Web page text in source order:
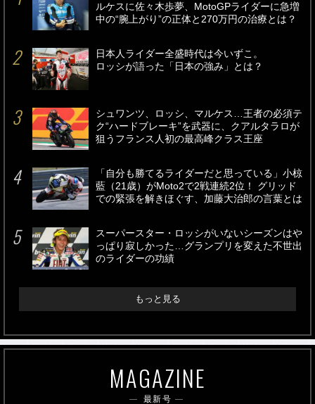
ルケスに佐々木歩夢、MotoGPライダーに急増
中の“腕上がり”の正体と270万円の治療とは？
日本人ライダー全盛時代は今いずこ。
ロッシが語った「日本の強み」とは？
シュワンツ、ロッシ、マルケス…王者の必須テ
ク“ハードブレーキ”を武器に、クアルタラロが
狙うフランス人初の最高峰クラス王座
「自分も勝てるライダーだと思っている」小椋
藍（21歳）がMoto2で2戦連続2位！ グリッド
での緊張を解きほぐす、加藤大治郎の言葉とは
スーパースター・ロッシがいないシーズンはや
っぱり寂しかった…グランプリを変えた不世出
のライダーの功績
もっと見る
MAGAZINE
最新号